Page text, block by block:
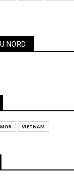
NORD
VIETNAM